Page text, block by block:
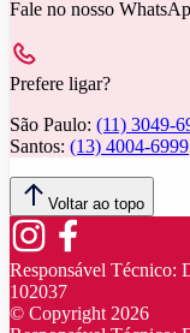
Fale no nosso
Prefere ligar?
São Paulo: (11) 3049-
Santos: (13) 4004-6999
Voltar ao topo
Responsável Técnico:
102037
© Copyright 2026